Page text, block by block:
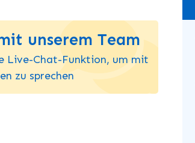
unserem Team
Live-Chat-Funktion, um mit
zu sprechen